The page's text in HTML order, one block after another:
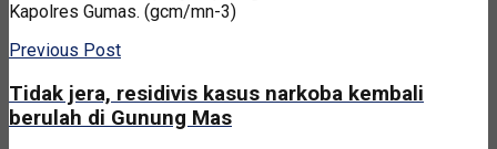
Kapolres Gumas. (gcm/mn-3)
Previous Post
Tidak jera, residivis kasus narkoba kembali
berulah di Gunung Mas